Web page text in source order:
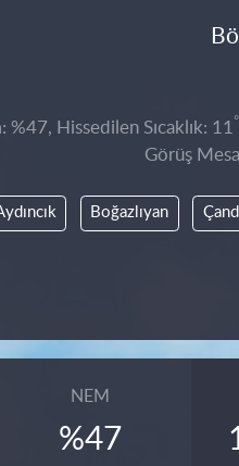
%47, Hissedilen Sıcaklık: 11 °
Görüş
Boğazlıyan
NEM
%47